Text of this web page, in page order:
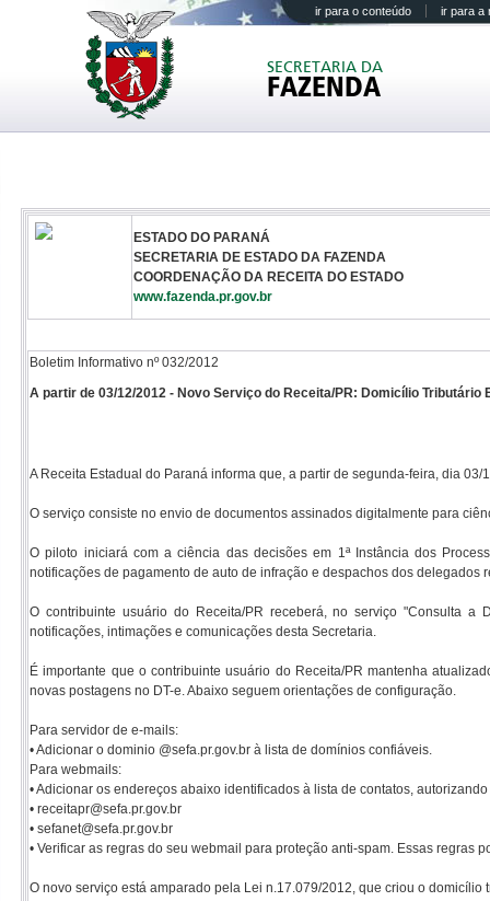
ir para o conteúdo ir para a
SECRETARIA DA
FAZENDA
ESTADO DO PARANÁ
SECRETARIA DE ESTADO DA FAZENDA
COORDENAÇÃO DA RECEITA DO ESTADO
www.fazenda.pr.gov.br
Boletim Informativo nº 032/2012
A partir de 03/12/2012 - Novo Serviço do Receita/PR: Domicílio Tributário
A Receita Estadual do Paraná informa que, a partir de segunda-feira, dia
O serviço consiste no envio de documentos assinados digitalmente para
O piloto iniciará com a ciência das decisões em 1ª Instância dos
notificações de pagamento de auto de infração e despachos dos delegados
O contribuinte usuário do Receita/PR receberá, no serviço "Consulta a
notificações, intimações e comunicações desta Secretaria.
É importante que o contribuinte usuário do Receita/PR mantenha
novas postagens no DT-e. Abaixo seguem orientações de configuração.
Para servidor de e-mails:
• Adicionar o dominio @sefa.pr.gov.br à lista de domínios confiáveis.
Para webmails:
• Adicionar os endereços abaixo identificados à lista de contatos,
• receitapr@sefa.pr.gov.br
• sefanet@sefa.pr.gov.br
• Verificar as regras do seu webmail para proteção anti-spam. Essas
O novo serviço está amparado pela Lei n.17.079/2012, que criou o